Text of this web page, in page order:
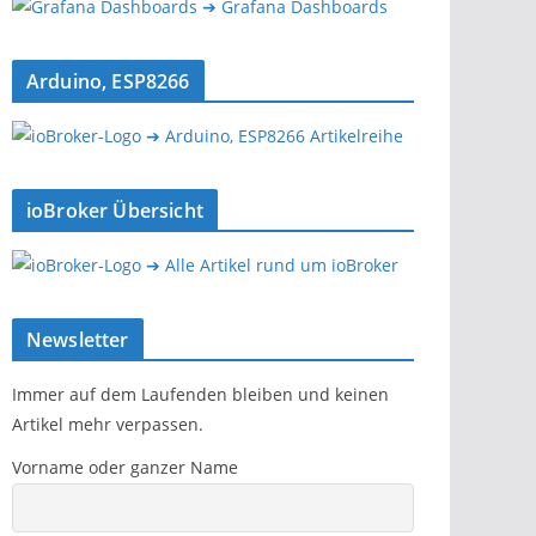
➔ Grafana Dashboards
Arduino, ESP8266
➔ Arduino, ESP8266 Artikelreihe
ioBroker Übersicht
➔ Alle Artikel rund um ioBroker
Newsletter
Immer auf dem Laufenden bleiben und keinen
Artikel mehr verpassen.
Vorname oder ganzer Name